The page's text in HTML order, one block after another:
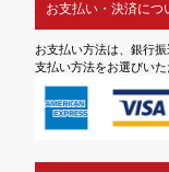
お支払い・決済につ
お支払い方法は、銀行
支払い方法をお選びいた